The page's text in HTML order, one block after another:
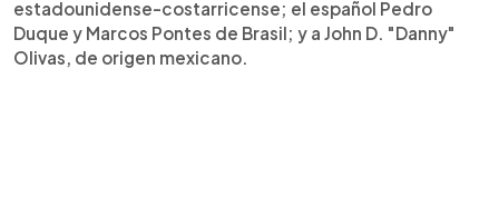
estadounidense-costarricense; el español Pedro
Duque y Marcos Pontes de Brasil; y a John D. "Danny"
Olivas, de origen mexicano.